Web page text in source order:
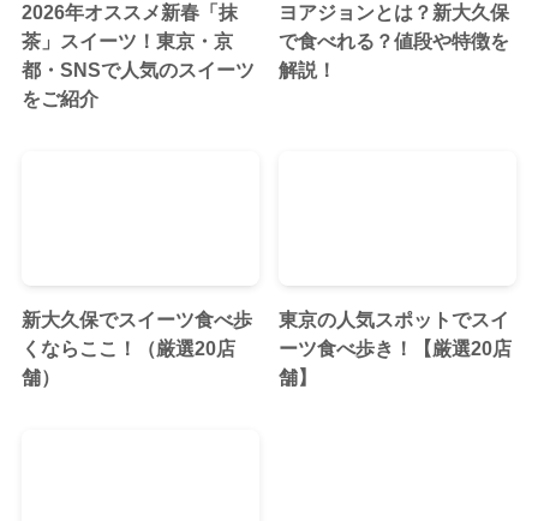
2026年オススメ新春「抹
茶」スイーツ！東京・京
都・SNSで人気のスイーツ
をご紹介
ヨアジョンとは？新大久保
で食べれる？値段や特徴を
解説！
新大久保でスイーツ食べ歩
くならここ！（厳選20店
舗）
東京の人気スポットでスイ
ーツ食べ歩き！【厳選20店
舗】